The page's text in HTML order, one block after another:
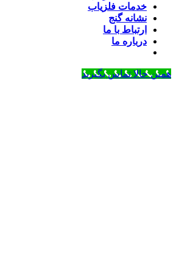
خدمات فلزیاب
نشانه گنج
ارتباط با ما
درباره ما
همین حالا تماس بگیرید